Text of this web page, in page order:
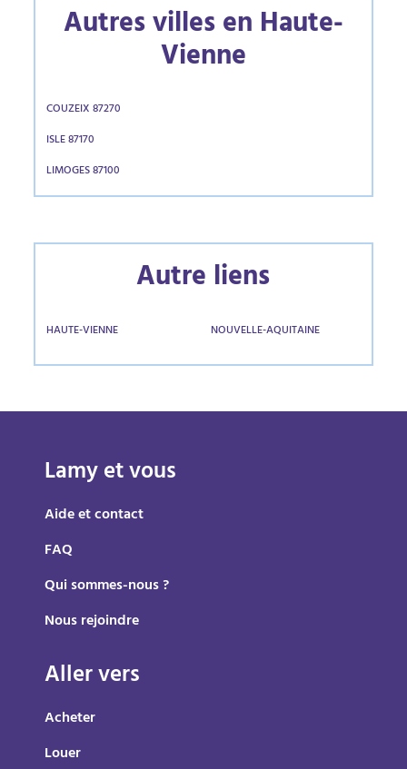
Autres villes en Haute-
Vienne
COUZEIX 87270
ISLE 87170
LIMOGES 87100
Autre liens
HAUTE-VIENNE NOUVELLE-AQUITAINE
Lamy et vous
Aide et contact
FAQ
Qui sommes-nous ?
Nous rejoindre
Aller vers
Acheter
Louer